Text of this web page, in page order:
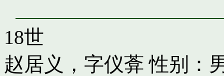
18世
赵居义，字仪葊 性别：